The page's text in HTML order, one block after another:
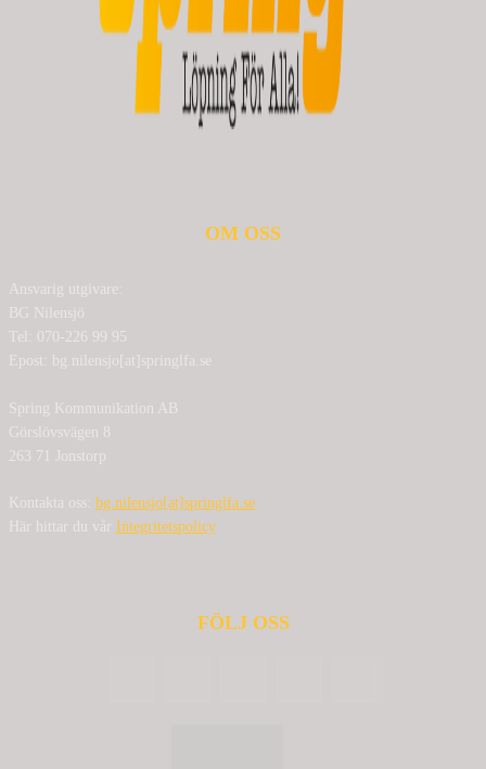
OM OSS
Ansvarig utgivare:
BG Nilensjö
Tel: 070-226 99 95
Epost: bg.nilensjo[at]springlfa.se
Spring Kommunikation AB
Görslövsvägen 8
263 71 Jonstorp
Kontakta oss: bg.nilensjo[at]springlfa.se
Här hittar du vår Integritetspolicy
FÖLJ OSS